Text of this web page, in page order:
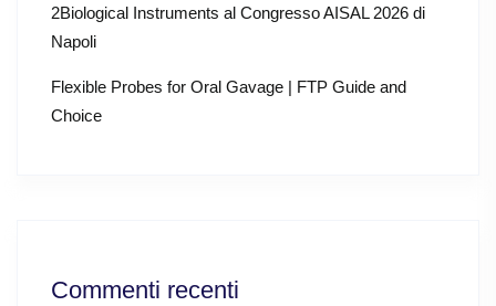
2Biological Instruments al Congresso AISAL 2026 di
Napoli
Flexible Probes for Oral Gavage | FTP Guide and
Choice
Commenti recenti